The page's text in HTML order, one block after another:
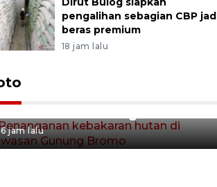
pengalihan sebagian CBP
beras premium
18 jam lalu
Penanganan kebakaran hutan
6 jam lalu